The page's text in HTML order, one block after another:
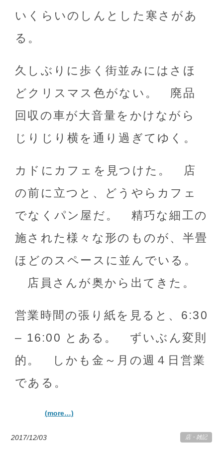
いくらいのしんとした寒さがあ
る。
久しぶりに歩く街並みにはさほ
どクリスマス色がない。 廃品
回収の車が大音量をかけながら
じりじり横を通り過ぎてゆく。
カドにカフェを見つけた。 店
の前に立つと、どうやらカフェ
でなくパン屋だ。 精巧な細工の
施された様々な形のものが、半畳
ほどのスペースに並んでいる。
店員さんが奥から出てきた。
営業時間の張り紙を見ると、6:30
– 16:00 とある。 ずいぶん変則
的。 しかも金～月の週４日営業
である。
(more…)
2017/12/03 店・ 雑記